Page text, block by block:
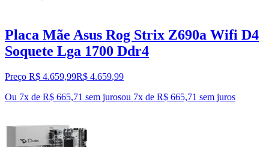
Placa Mãe Asus Rog Strix Z690a Wifi D4
Soquete Lga 1700 Ddr4
Preço R$ 4.659,99R$ 4.659,99
Ou 7x de R$ 665,71 sem jurosou 7x de R$ 665,71 sem juros